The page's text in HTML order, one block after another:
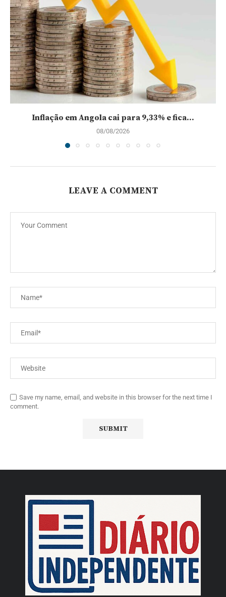
Inflação em Angola cai para 9,33% e fica...
08/08/2026
LEAVE A COMMENT
Save my name, email, and website in this browser for the next time I
comment.